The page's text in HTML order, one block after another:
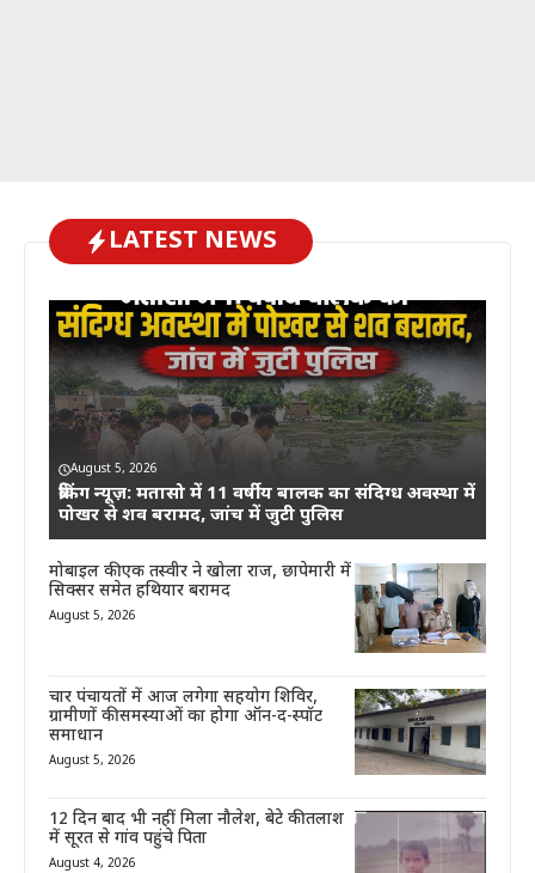
LATEST NEWS
August 5, 2026
ब्रेकिंग न्यूज़: मतासो में 11 वर्षीय बालक का संदिग्ध अवस्था में
पोखर से शव बरामद, जांच में जुटी पुलिस
मोबाइल की एक तस्वीर ने खोला राज, छापेमारी में
सिक्सर समेत हथियार बरामद
August 5, 2026
चार पंचायतों में आज लगेगा सहयोग शिविर,
ग्रामीणों की समस्याओं का होगा ऑन-द-स्पॉट
समाधान
August 5, 2026
12 दिन बाद भी नहीं मिला नौलेश, बेटे की तलाश
में सूरत से गांव पहुंचे पिता
August 4, 2026